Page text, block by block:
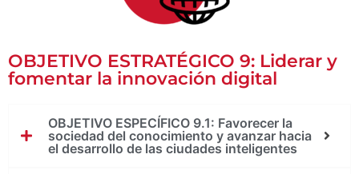
OBJETIVO ESTRATÉGICO 9: Liderar y
fomentar la innovación digital
OBJETIVO ESPECÍFICO 9.1: Favorecer la
sociedad del conocimiento y avanzar hacia
el desarrollo de las ciudades inteligentes